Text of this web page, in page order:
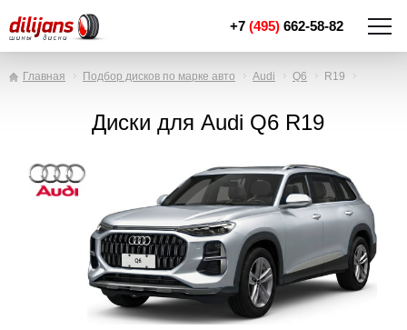
+7 (495) 662-58-82
Главная Подбор дисков по марке авто Audi Q6 R19
Диски для Audi Q6 R19